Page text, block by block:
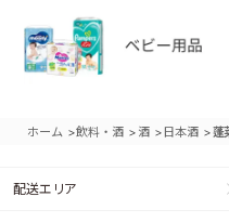
ホーム >飲料・酒 > 酒 > 日本酒 >蓬
配送エリア